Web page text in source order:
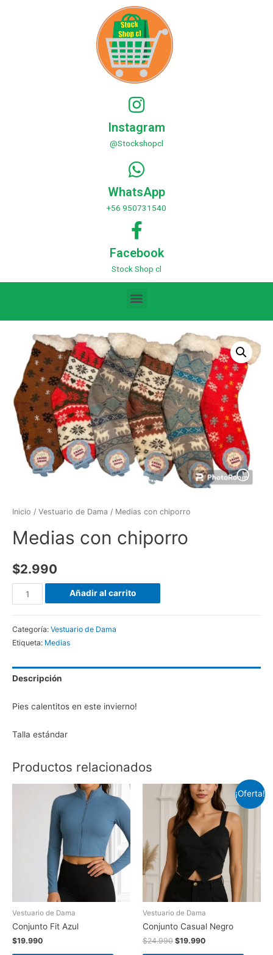
Instagram
@Stockshopcl
WhatsApp
+56 950731540
Facebook
Stock Shop cl
Inicio / Vestuario de Dama / Medias con chiporro
Medias con chiporro
$2.990
Añadir al carrito
Categoría: Vestuario de Dama
Etiqueta: Medias
Descripción
Pies calentitos en este invierno!
Talla estándar
Productos relacionados
Vestuario de Dama
Conjunto Fit Azul
$19.990
¡Oferta!
Vestuario de Dama
Conjunto Casual Negro
$24.990 $19.990